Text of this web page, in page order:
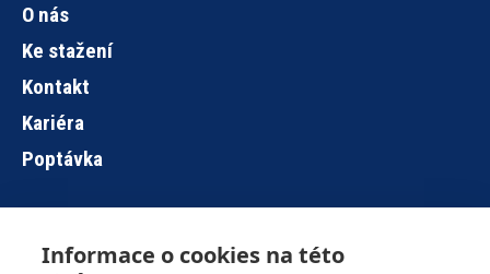
Informace o cookies na této
O nás
Ke stažení
Kontakt
Kariéra
Poptávka